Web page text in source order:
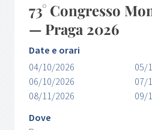
73° Congresso
— Praga 2026
Date e orari
04/10/2026
05/
06/10/2026
07/
08/11/2026
09/
Dove